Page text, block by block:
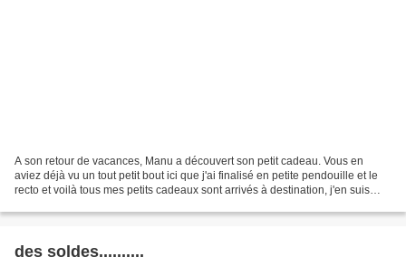
A son retour de vacances, Manu a découvert son petit cadeau. Vous en
aviez déjà vu un tout petit bout ici que j'ai finalisé en petite pendouille et le
recto et voilà tous mes petits cadeaux sont arrivés à destination, j'en suis
des soldes..........